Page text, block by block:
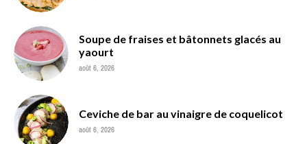
Soupe de fraises et bâtonnets glacés au
yaourt
août 6, 2026
Ceviche de bar au vinaigre de coquelicot
août 6, 2026